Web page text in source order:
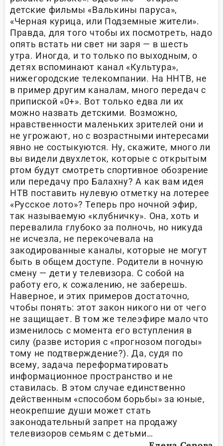
детские фильмы «Валькины паруса»,
«Черная курица, или Подземные жители».
Правда, для того чтобы их посмотреть, надо
опять встать ни свет ни заря — в шесть
утра. Иногда, и то только по выходным, о
детях вспоминают канал «Культура»,
нижегородские телекомпании. На ННТВ, не
в пример другим каналам, много передач с
припиской «0+». Вот только едва ли их
можно назвать детскими. Возможно,
нравственности маленьких зрителей они и
не угрожают, но с возрастными интересами
явно не состыкуются. Ну, скажите, много ли
вы видели двухлеток, которые с открытым
ртом будут смотреть спортивное обозрение
или передачу про Балахну? А как вам идея
НТВ поставить нулевую отметку на лотерее
«Русское лото»? Теперь про ночной эфир,
так называемую «клубничку». Она, хоть и
перевалила глубоко за полночь, но никуда
не исчезла, не перекочевала на
закодированные каналы, которые не могут
быть в общем доступе. Родители в ночную
смену — дети у телевизора. С собой на
работу его, к сожалению, не заберешь.
Наверное, и этих примеров достаточно,
чтобы понять: этот закон никого ни от чего
не защищает. В том же телеэфире мало что
изменилось с момента его вступления в
силу (разве история с «прогнозом погоды»
тому не подтверждение?). Да, судя по
всему, задача переформатировать
информационное пространство и не
ставилась. В этом случае единственно
действенным «способом борьбы» за юные,
неокрепшие души может стать
законодательный запрет на продажу
телевизоров семьям с детьми…